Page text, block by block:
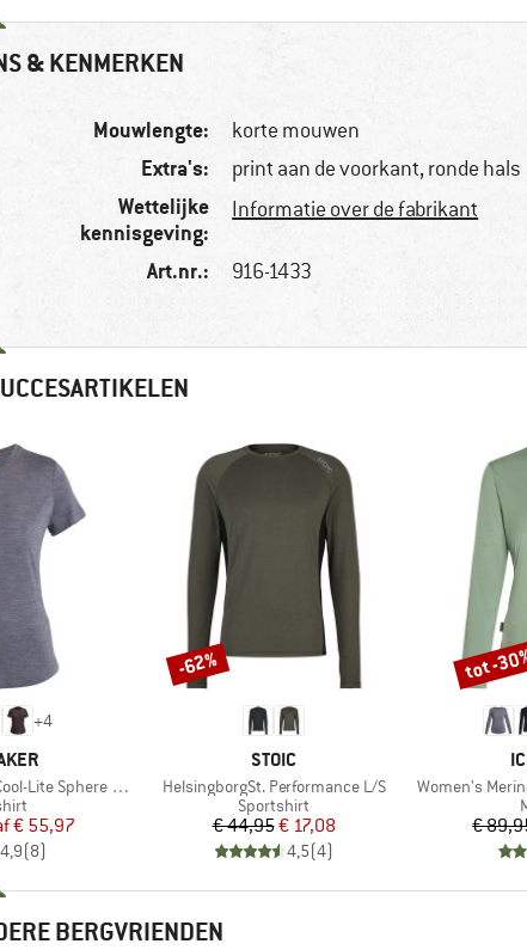
& KENMERKEN
Mouwlengte: korte mouwen
Extra's: print aan de voorkant, ronde hals
Wettelijke
kennisgeving:
Informatie over de fabrikant
Art.nr.: 916-1433
+4
Sphere III S/S Tee
prijs
€ 55,97
4,9(8)
MERK
STOIC
Artikel
HelsingborgSt. Performance L/S
Productgroep
Sportshirt
Prijs
€ 44,95Verlaagde prijs
€ 17,08
4,5(4)
Korting
-62%
Artikel
Women's Merino
€
Korting
tot -
BERGVRIENDEN